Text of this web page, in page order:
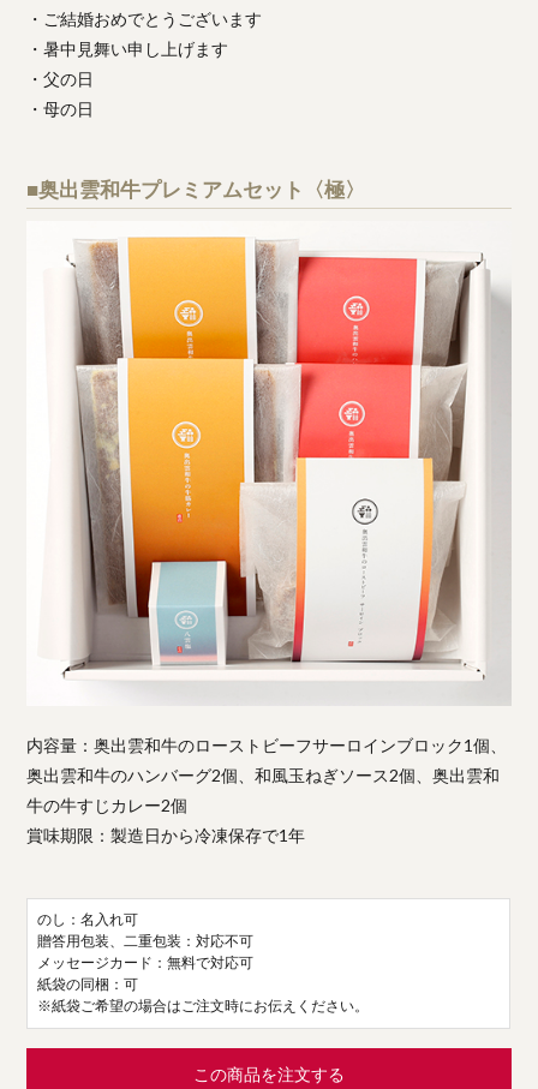
・ご結婚おめでとうございます
・暑中見舞い申し上げます
・父の日
・母の日
■奥出雲和牛プレミアムセット〈極〉
内容量：奥出雲和牛のローストビーフサーロインブロック1個、
奥出雲和牛のハンバーグ2個、和風玉ねぎソース2個、奥出雲和
牛の牛すじカレー2個
賞味期限：製造日から冷凍保存で1年
のし：名入れ可
贈答用包装、二重包装：対応不可
メッセージカード：無料で対応可
紙袋の同梱：可
※紙袋ご希望の場合はご注文時にお伝えください。
この商品を注文する